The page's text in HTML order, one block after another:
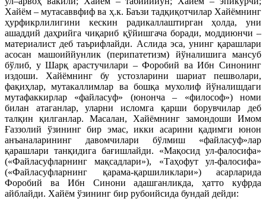
Хайём – мутасаввфиф ва ҳ.к. Баъзи тадқиқотчилар Хайёмнинг
ҳурфикрлилигини кескин радикаллаштирган ҳолда, уни
ашаддий даҳрийга чиқариб қўйишгача боради, моддиюнчи –
материалист деб таърифлайди. Аслида эса, унинг қарашлари
асосан машоиййунлик (перипатетизм) йўналишига мансуб
бўлиб, у Шарқ арастучилари – Форобий ва Ибн Синонинг
издоши. Хайёмнинг бу устозларини шариат пешволари,
фақиҳлар, мутакаллимлар ва бошқа мухолиф йўналишдаги
мутафаккирлар «файласуф» (юнонча – «философ») номи
билан атаганлар, уларни исломга қарши борувчилар деб
талқин қилганлар. Масалан, Хайёмнинг замондоши Имом
Ғаззолий ўзининг бир эмас, икки асарини қадимги юнон
анъаналарининг давомчилари бўлмиш «файласуф»лар
қарашлари танқидига бағишлайди. «Мақосид ул-фалосифа»
(«Файласуфларнинг мақсадлари»), «Таҳофут ул-фалосифа»
(«Файласуфларнинг қарама-қаршиликлари») асарларида
Форобий ва Ибн Синони адашганликда, ҳатто куфрда
айблайди. Хайём ўзининг бир рубоийсида бундай дейди: